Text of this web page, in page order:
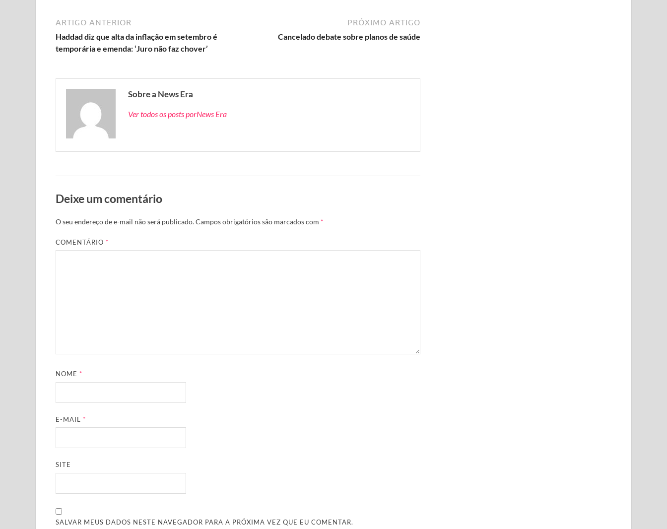
ARTIGO ANTERIOR
Haddad diz que alta da inflação em setembro é
temporária e emenda: ‘Juro não faz chover’
PRÓXIMO ARTIGO
Cancelado debate sobre planos de saúde
Sobre a News Era
Ver todos os posts porNews Era
Deixe um comentário
O seu endereço de e-mail não será publicado.Campos obrigatórios são marcados com *
COMENTÁRIO*
NOME*
E-MAIL*
SITE
SALVAR MEUS DADOS NESTE NAVEGADOR PARA A PRÓXIMA VEZ QUE EU COMENTAR.